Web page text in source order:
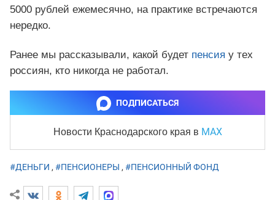
5000 рублей ежемесячно, на практике встречаются
нередко.
Ранее мы рассказывали, какой будет пенсия у тех
россиян, кто никогда не работал.
ПОДПИСАТЬСЯ
Новости Краснодарского края в MAX
#ДЕНЬГИ , #ПЕНСИОНЕРЫ , #ПЕНСИОННЫЙ ФОНД